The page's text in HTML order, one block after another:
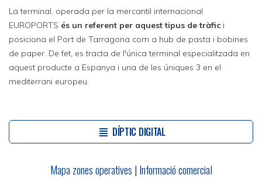
La terminal, operada per la mercantil internacional
EUROPORTS és un referent per aquest tipus de tràfic i
posiciona el Port de Tarragona com a hub de pasta i bobines
de paper. De fet, es tracta de l'única terminal especialitzada en
aquest producte a Espanya i una de les úniques 3 en el
mediterrani europeu.
DÍPTIC DIGITAL
Mapa zones operatives | Informació comercial